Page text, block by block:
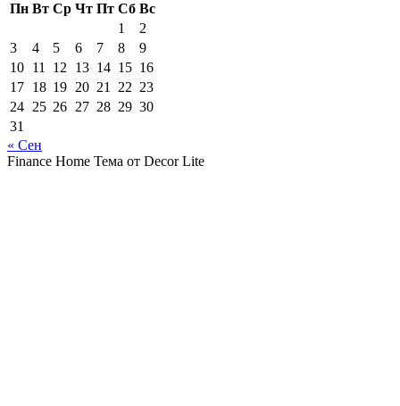
Пн Вт Ср Чт Пт Сб Вс
1
2
3
4 5 6 7 8
9
10 11 12 13 14 15 16
17 18 19 20 21 22 23
24 25 26 27 28 29 30
31
« Сен
Finance Home Тема от Decor Lite